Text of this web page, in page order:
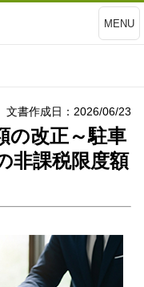
MENU
文書作成日：2026/06/23
の改正～駐車
非課税限度額